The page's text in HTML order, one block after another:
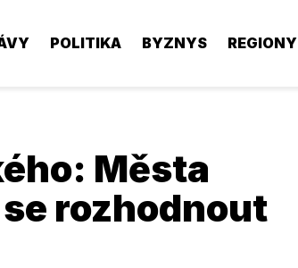
POLITIKA BYZNYS REGIONY
Města
rozhodnout